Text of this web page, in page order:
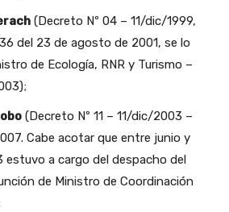
(Decreto Nº 04 – 11/dic/1999,
del 23 de agosto de 2001, se lo
de Ecología, RNR y Turismo –
(Decreto Nº 11 – 11/dic/2003 –
Cabe acotar que entre junio y
estuvo a cargo del despacho del
de Ministro de Coordinación